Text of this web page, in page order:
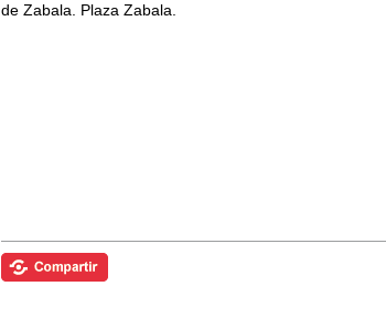
de Zabala. Plaza Zabala.